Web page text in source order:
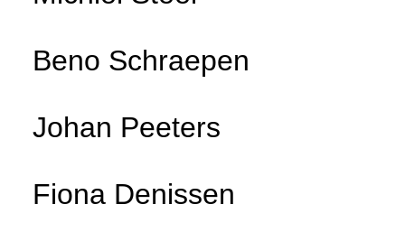
Beno Schraepen
Johan Peeters
Fiona Denissen